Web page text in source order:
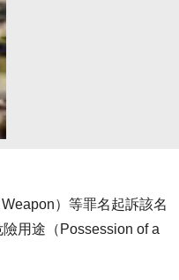
）等罪名起訴該名
用途（Possession of a